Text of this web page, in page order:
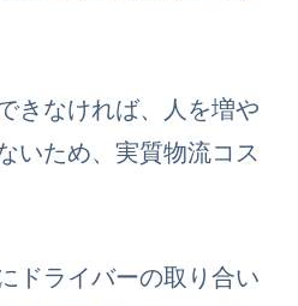
きなければ、人を増や
いため、実質物流コス
ドライバーの取り合い